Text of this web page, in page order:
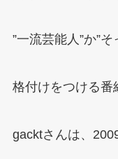
”一流芸能人”か”
格付けをつける番
gacktさんは、